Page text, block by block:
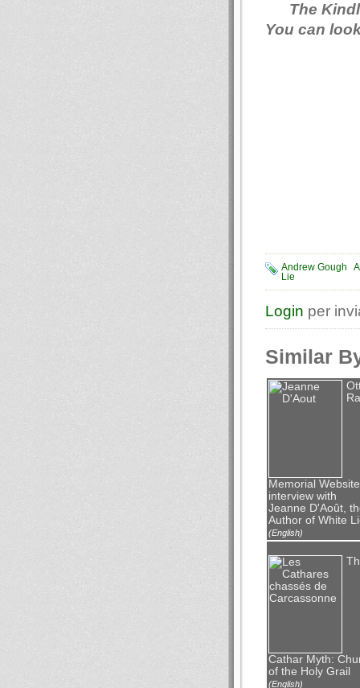
The
You can
Andrew Gough
Lie
Login per
Similar
Memorial Website
interview with
Jeanne D'Août,
Author of White
(English)
Cathar Myth:
of the Holy Grail
(English)